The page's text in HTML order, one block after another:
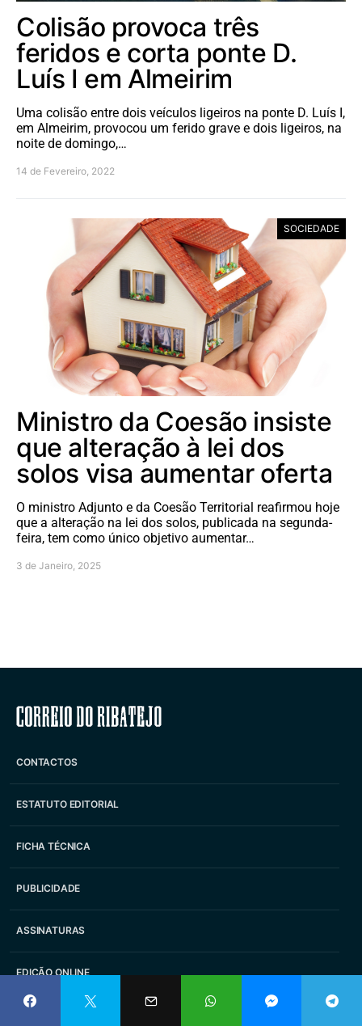
Colisão provoca três
feridos e corta ponte D.
Luís I em Almeirim
Uma colisão entre dois veículos ligeiros na ponte D. Luís I,
em Almeirim, provocou um ferido grave e dois ligeiros, na
noite de domingo,…
14 de Fevereiro, 2022
SOCIEDADE
Ministro da Coesão insiste
que alteração à lei dos
solos visa aumentar oferta
O ministro Adjunto e da Coesão Territorial reafirmou hoje
que a alteração na lei dos solos, publicada na segunda-
feira, tem como único objetivo aumentar…
3 de Janeiro, 2025
Correio do Ribatejo
CONTACTOS
ESTATUTO EDITORIAL
FICHA TÉCNICA
PUBLICIDADE
ASSINATURAS
EDIÇÃO ONLINE